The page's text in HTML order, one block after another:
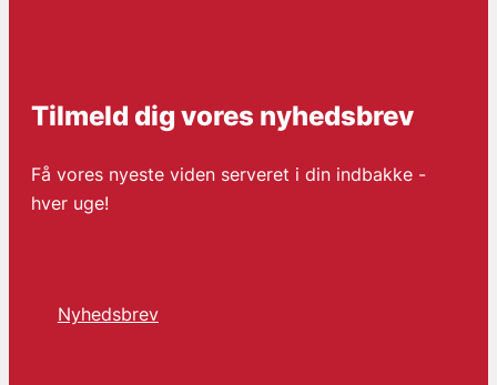
Tilmeld dig vores nyhedsbrev
Få vores nyeste viden serveret i din indbakke -
hver uge!
Nyhedsbrev